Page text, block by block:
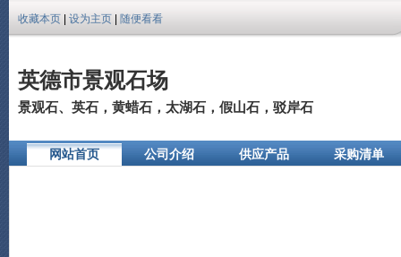
收藏本页 设为主页 随便看看
英德市景观石场
景观石、英石，黄蜡石，太湖石，假山石，驳岸石
网站首页 公司介绍 供应产品
采购清单